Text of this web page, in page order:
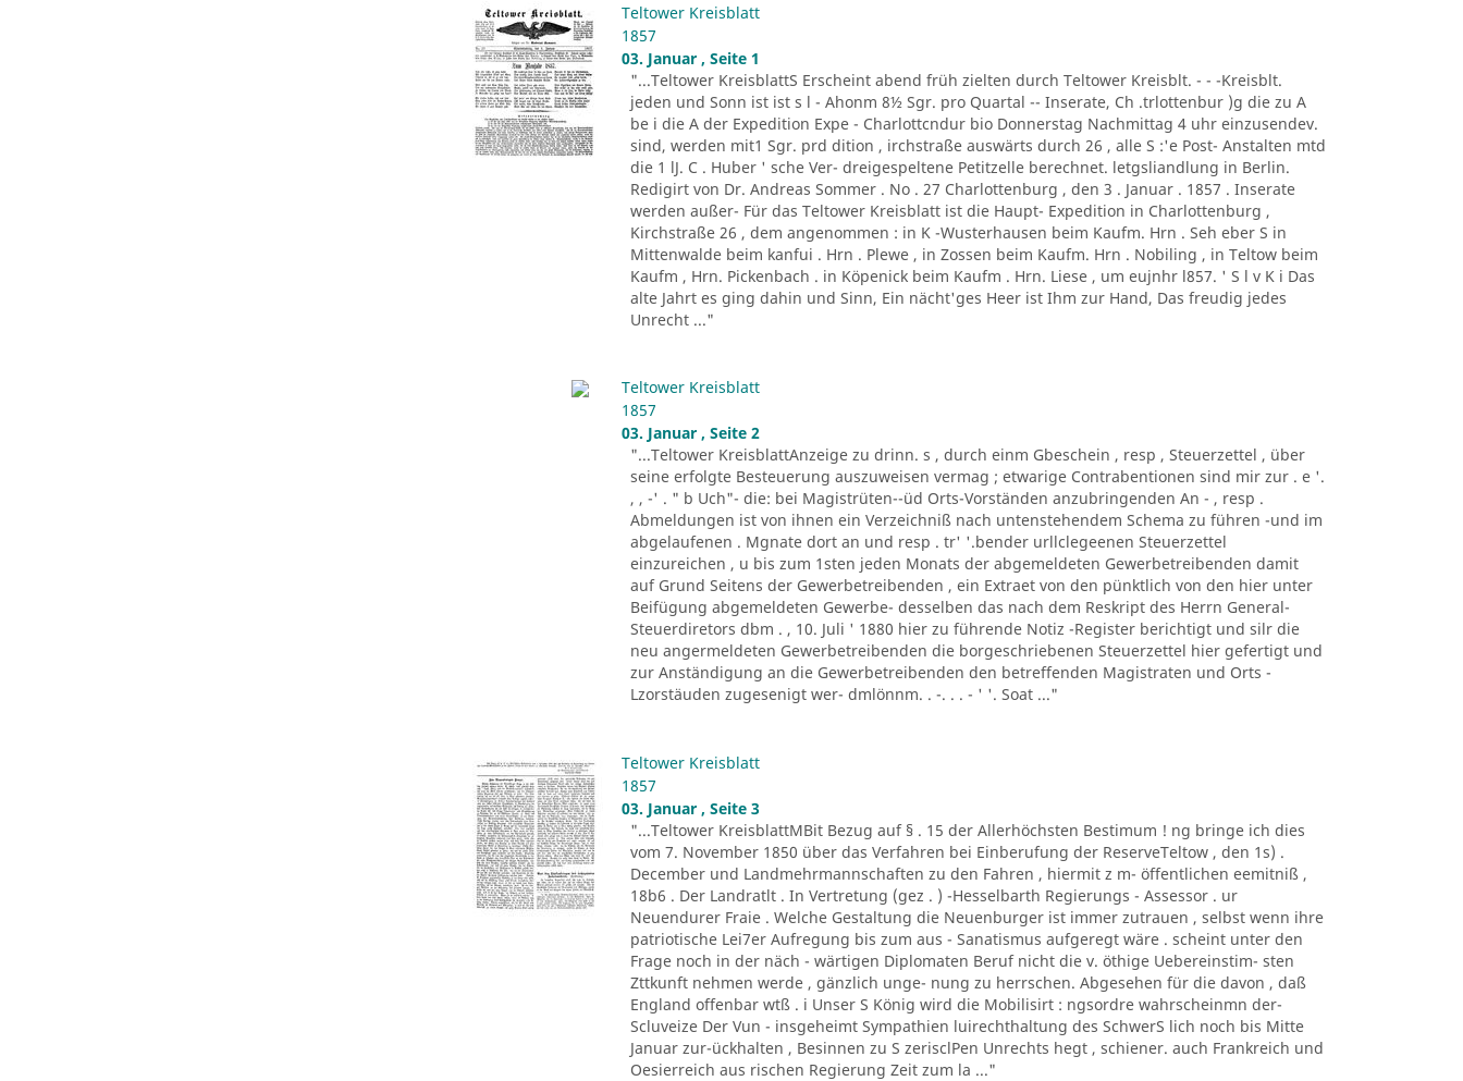
Teltower Kreisblatt
1857
03. Januar , Seite 1
"...Teltower KreisblattS Erscheint abend früh zielten durch Teltower Kreisblt. - - -Kreisblt.
jeden und Sonn ist ist s l - Ahonm 8½ Sgr. pro Quartal -- Inserate, Ch .trlottenbur )g die zu A
be i die A der Expedition Expe - Charlottcndur bio Donnerstag Nachmittag 4 uhr einzusendev.
sind, werden mit1 Sgr. prd dition , irchstraße auswärts durch 26 , alle S :'e Post- Anstalten mtd
die 1 lJ. C . Huber ' sche Ver- dreigespeltene Petitzelle berechnet. letgsliandlung in Berlin.
Redigirt von Dr. Andreas Sommer . No . 27 Charlottenburg , den 3 . Januar . 1857 . Inserate
werden außer- Für das Teltower Kreisblatt ist die Haupt- Expedition in Charlottenburg ,
Kirchstraße 26 , dem angenommen : in K -Wusterhausen beim Kaufm. Hrn . Seh eber S in
Mittenwalde beim kanfui . Hrn . Plewe , in Zossen beim Kaufm. Hrn . Nobiling , in Teltow beim
Kaufm , Hrn. Pickenbach . in Köpenick beim Kaufm . Hrn. Liese , um eujnhr l857. ' S l v K i Das
alte Jahrt es ging dahin und Sinn, Ein nächt'ges Heer ist Ihm zur Hand, Das freudig jedes
Unrecht ..."
Teltower Kreisblatt
1857
03. Januar , Seite 2
"...Teltower KreisblattAnzeige zu drinn. s , durch einm Gbeschein , resp , Steuerzettel , über
seine erfolgte Besteuerung auszuweisen vermag ; etwarige Contrabentionen sind mir zur . e '.
, , -' . " b Uch"- die: bei Magistrüten--üd Orts-Vorständen anzubringenden An - , resp .
Abmeldungen ist von ihnen ein Verzeichniß nach untenstehendem Schema zu führen -und im
abgelaufenen . Mgnate dort an und resp . tr' '.bender urllclegeenen Steuerzettel
einzureichen , u bis zum 1sten jeden Monats der abgemeldeten Gewerbetreibenden damit
auf Grund Seitens der Gewerbetreibenden , ein Extraet von den pünktlich von den hier unter
Beifügung abgemeldeten Gewerbe- desselben das nach dem Reskript des Herrn General-
Steuerdiretors dbm . , 10. Juli ' 1880 hier zu führende Notiz -Register berichtigt und silr die
neu angermeldeten Gewerbetreibenden die borgeschriebenen Steuerzettel hier gefertigt und
zur Anständigung an die Gewerbetreibenden den betreffenden Magistraten und Orts -
Lzorstäuden zugesenigt wer- dmlönnm. . -. . . - ' '. Soat ..."
Teltower Kreisblatt
1857
03. Januar , Seite 3
"...Teltower KreisblattMBit Bezug auf § . 15 der Allerhöchsten Bestimum ! ng bringe ich dies
vom 7. November 1850 über das Verfahren bei Einberufung der ReserveTeltow , den 1s) .
December und Landmehrmannschaften zu den Fahren , hiermit z m- öffentlichen eemitniß ,
18b6 . Der Landratlt . In Vertretung (gez . ) -Hesselbarth Regierungs - Assessor . ur
Neuendurer Fraie . Welche Gestaltung die Neuenburger ist immer zutrauen , selbst wenn ihre
patriotische Lei7er Aufregung bis zum aus - Sanatismus aufgeregt wäre . scheint unter den
Frage noch in der näch - wärtigen Diplomaten Beruf nicht die v. öthige Uebereinstim- sten
Zttkunft nehmen werde , gänzlich unge- nung zu herrschen. Abgesehen für die davon , daß
England offenbar wtß . i Unser S König wird die Mobilisirt : ngsordre wahrscheinmn der-
Scluveize Der Vun - insgeheimt Sympathien luirechthaltung des SchwerS lich noch bis Mitte
Januar zur-ückhalten , Besinnen zu S zerisclPen Unrechts hegt , schiener. auch Frankreich und
Oesierreich aus rischen Regierung Zeit zum la ..."